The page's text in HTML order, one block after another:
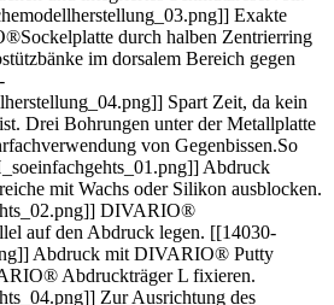
Exakte
durch halben Zentrierring
im dorsalem Bereich gegen
Spart Zeit, da kein
Drei Bohrungen unter der Metallplatte
von Gegenbissen.So
Abdruck
mit Wachs oder Silikon ausblocken.
DIVARIO®
auf den Abdruck legen. [[14030-
Abdruck mit DIVARIO® Putty
Abdruckträger L fixieren.
Zur Ausrichtung des